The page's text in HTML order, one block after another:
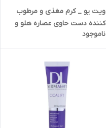
ویت یو _ کرم مغذی و مرطوب
کننده دست حاوی عصاره هلو و
روغن آووکادو
ناموجود